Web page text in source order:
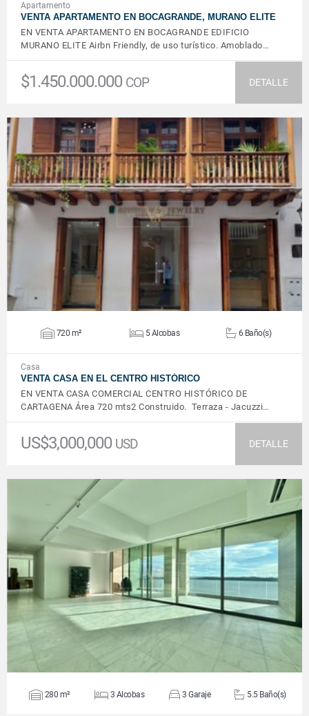
Apartamento
VENTA APARTAMENTO EN BOCAGRANDE, MURANO ELITE
EN VENTA APARTAMENTO EN BOCAGRANDE EDIFICIO
MURANO ELITE Airbn Friendly, de uso turístico. Amoblado…
$1.450.000.000 COP DETALLE
VER DETALLES
720 m² 5 Alcobas 6 Baño(s)
Casa
VENTA CASA EN EL CENTRO HISTÓRICO
EN VENTA CASA COMERCIAL CENTRO HISTÓRICO DE
CARTAGENA Área 720 mts2 Construido. Terraza - Jacuzzi…
US$3,000,000 USD DETALLE
VER DETALLES
280 m² 3 Alcobas 3 Garaje 5.5 Baño(s)